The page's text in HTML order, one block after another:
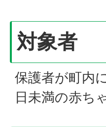
対象者
保護者が町内
日未満の赤ち